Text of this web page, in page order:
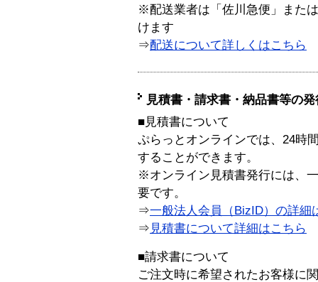
※配送業者は「佐川急便」また
けます
⇒配送について詳しくはこちら
見積書・請求書・納品書等の
■見積書について
ぷらっとオンラインでは、24時
することができます。
※オンライン見積書発行には、
要です。
⇒一般法人会員（BizID）の詳細
⇒ 見積書について詳細はこちら
■請求書について
ご注文時に希望されたお客様に